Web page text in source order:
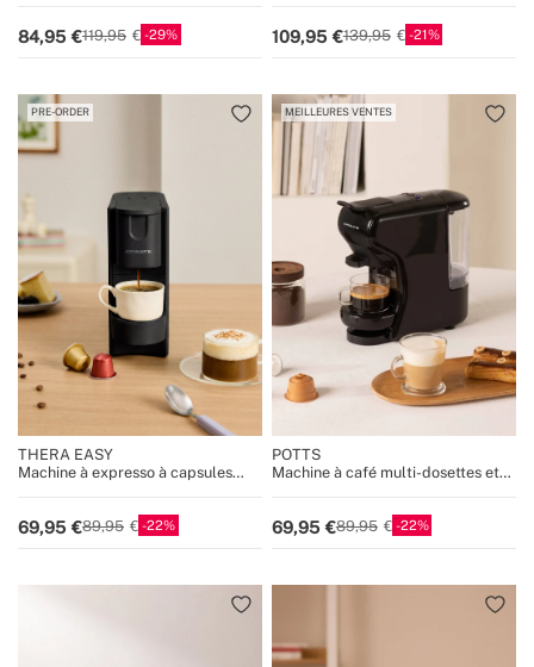
84,95 119,95 29 109,95 139,95 21
PRE-ORDER
THERA EASY
Machine à expresso à capsules
69,95 89,95 22
MEILLEURES VENTES
POTTS
Machine à café multi-dosettes et
69,95 89,95 22